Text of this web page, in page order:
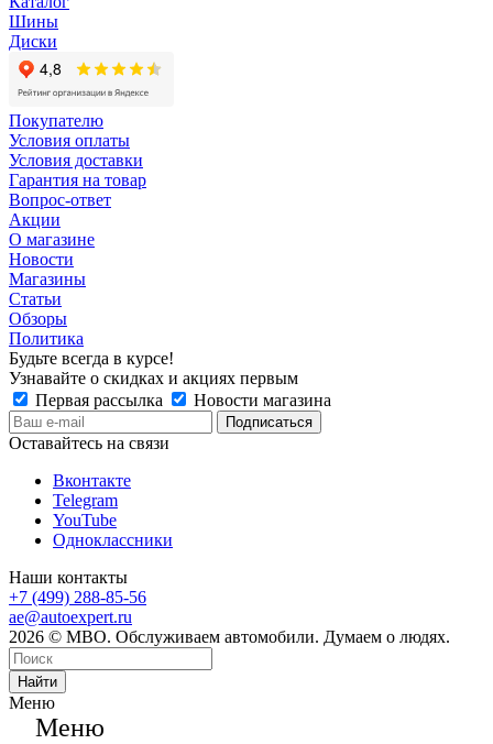
Шины
Диски
Покупателю
Условия оплаты
Условия доставки
Гарантия на товар
Вопрос-ответ
Акции
О магазине
Новости
Магазины
Статьи
Обзоры
Политика
Будьте всегда в курсе!
Узнавайте о скидках и акциях первым
Первая рассылка
Новости магазина
Оставайтесь на связи
Вконтакте
Telegram
YouTube
Одноклассники
Наши контакты
+7 (499) 288-85-56
ae@autoexpert.ru
2026 © МВО. Обслуживаем автомобили. Думаем о людях.
Найти
Меню
Меню